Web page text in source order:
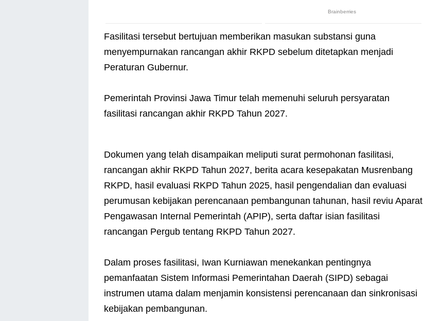
Fasilitasi tersebut bertujuan memberikan masukan substansi guna
menyempurnakan rancangan akhir RKPD sebelum ditetapkan menjadi
Peraturan Gubernur.
Pemerintah Provinsi Jawa Timur telah memenuhi seluruh persyaratan
fasilitasi rancangan akhir RKPD Tahun 2027.
Dokumen yang telah disampaikan meliputi surat permohonan fasilitasi,
rancangan akhir RKPD Tahun 2027, berita acara kesepakatan Musrenbang
RKPD, hasil evaluasi RKPD Tahun 2025, hasil pengendalian dan evaluasi
perumusan kebijakan perencanaan pembangunan tahunan, hasil reviu Aparat
Pengawasan Internal Pemerintah (APIP), serta daftar isian fasilitasi
rancangan Pergub tentang RKPD Tahun 2027.
Dalam proses fasilitasi, Iwan Kurniawan menekankan pentingnya
pemanfaatan Sistem Informasi Pemerintahan Daerah (SIPD) sebagai
instrumen utama dalam menjamin konsistensi perencanaan dan sinkronisasi
kebijakan pembangunan.